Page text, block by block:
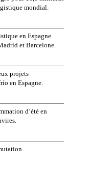
mondial.
en Espagne
et Barcelone.
projets
en Espagne.
d’été en